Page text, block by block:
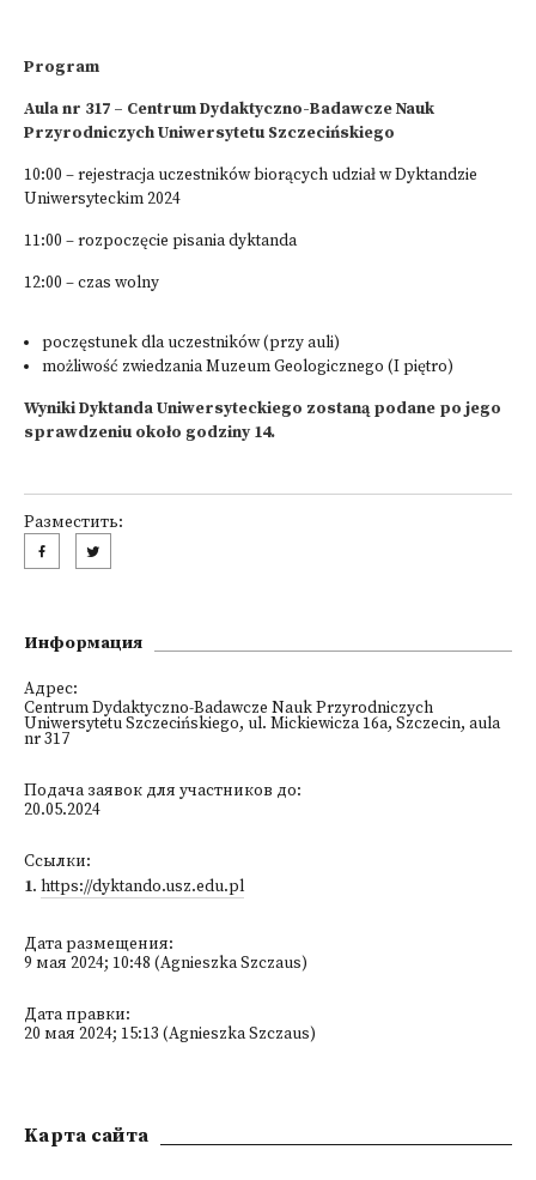
Program
Aula nr 317 – Centrum Dydaktyczno-Badawcze Nauk
Przyrodniczych Uniwersytetu Szczecińskiego
10:00 – rejestracja uczestników biorących udział w Dyktandzie
Uniwersyteckim 2024
11:00 – rozpoczęcie pisania dyktanda
12:00 – czas wolny
poczęstunek dla uczestników (przy auli)
możliwość zwiedzania Muzeum Geologicznego (I piętro)
Wyniki Dyktanda Uniwersyteckiego zostaną podane po jego
sprawdzeniu około godziny 14.
Разместить:
Информация
Адрес:
Centrum Dydaktyczno-Badawcze Nauk Przyrodniczych
Uniwersytetu Szczecińskiego, ul. Mickiewicza 16a, Szczecin, aula
nr 317
Подача заявок для участников до:
20.05.2024
Ссылки:
1. https://dyktando.usz.edu.pl
Дата размещения:
9 мая 2024; 10:48 (Agnieszka Szczaus)
Дата правки:
20 мая 2024; 15:13 (Agnieszka Szczaus)
Kарта сайта